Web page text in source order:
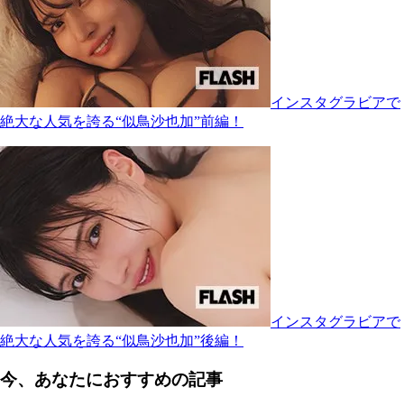
インスタグラビアで
絶大な人気を誇る“似鳥沙也加”前編！
インスタグラビアで
絶大な人気を誇る“似鳥沙也加”後編！
今、あなたにおすすめの記事